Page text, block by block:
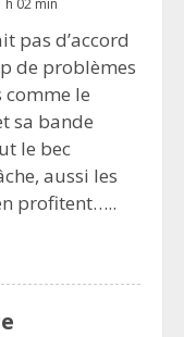
pas d’accord
de problèmes
comme le
sa bande
le bec
aussi les
profitent…..